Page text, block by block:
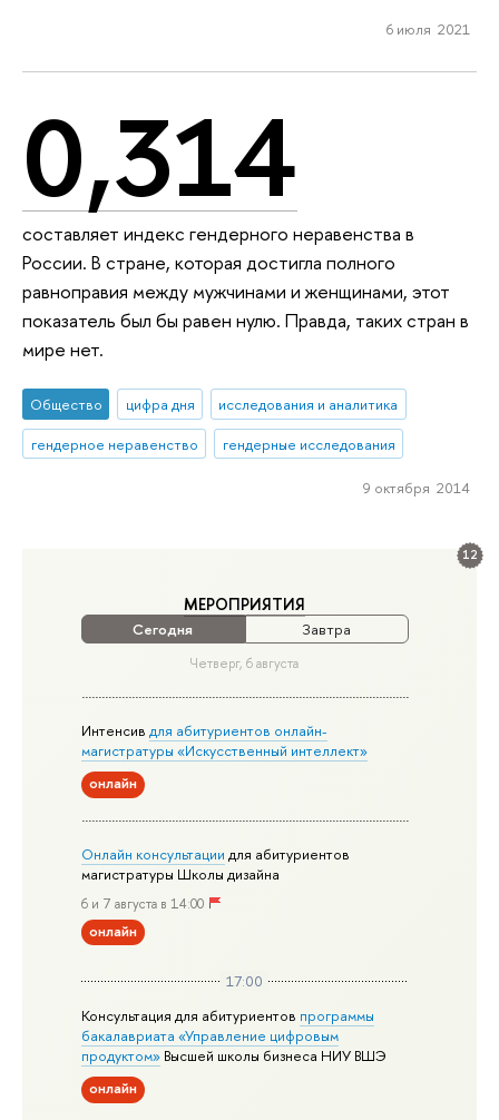
12
МЕРОПРИЯТИЯ
Сегодня Завтра
Четверг, 6 августа
Интенсивдля абитуриентов онлайн-
магистратуры «Искусственный интеллект»
онлайн
Онлайн консультации для абитуриентов
магистратуры Школы дизайна
6 и 7 августа в 14:00
онлайн
17:00
Консультация для абитуриентов программы
бакалавриата «Управление цифровым
продуктом» Высшей школы бизнеса НИУ ВШЭ
онлайн
6 июля 2021
0,314
составляет индекс гендерного неравенства в
России. В стране, которая достигла полного
равноправия между мужчинами и женщинами, этот
показатель был бы равен нулю. Правда, таких стран в
мире нет.
Общество цифра дня
исследования и аналитика
гендерное неравенство
гендерные исследования
9 октября 2014